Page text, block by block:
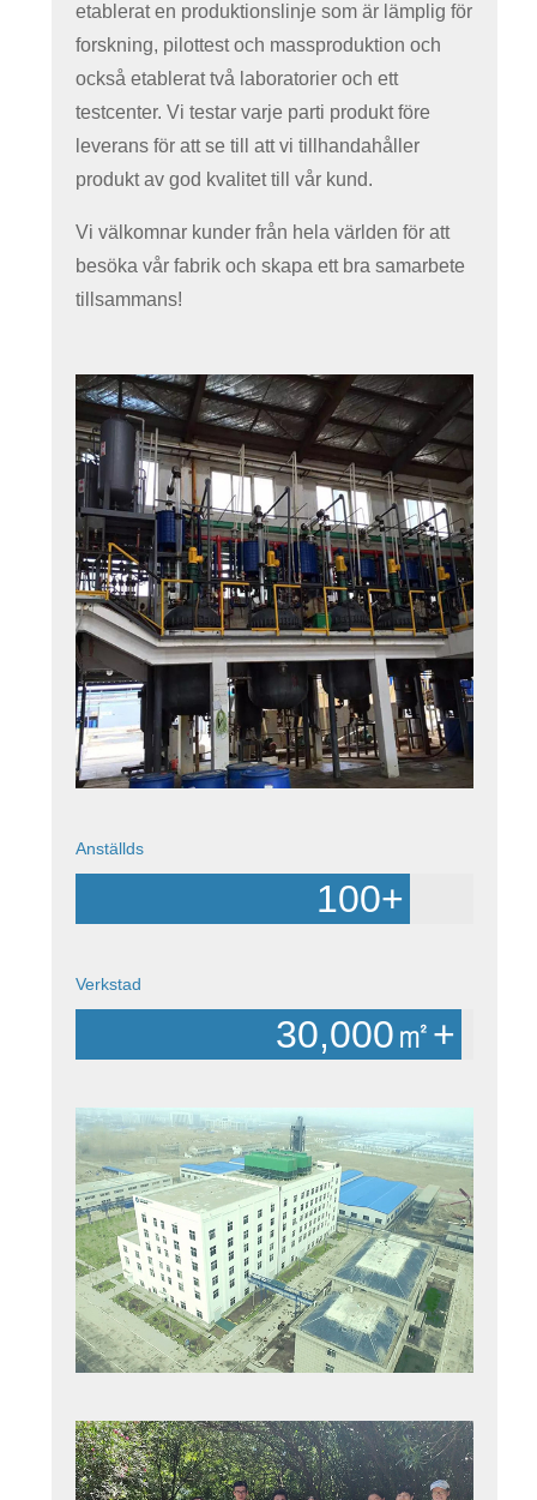
etablerat en produktionslinje som är lämplig för
forskning, pilottest och massproduktion och
också etablerat två laboratorier och ett
testcenter. Vi testar varje parti produkt före
leverans för att se till att vi tillhandahåller
produkt av god kvalitet till vår kund.
Vi välkomnar kunder från hela världen för att
besöka vår fabrik och skapa ett bra samarbete
tillsammans!
Anställds
100+
Verkstad
30,000㎡+